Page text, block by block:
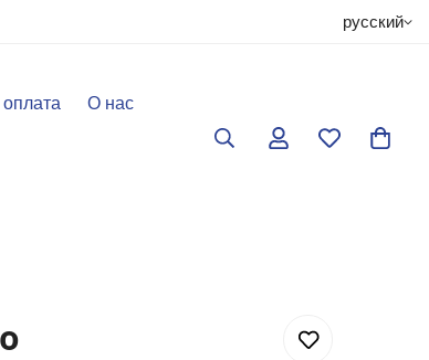
русский
О нас